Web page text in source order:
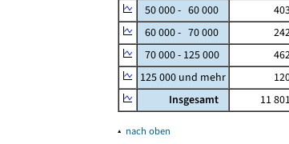
50 000 - 60 000
60 000 - 70 000
70 000 - 125 000
125 000 und mehr
Insgesamt
11
▴ nach oben